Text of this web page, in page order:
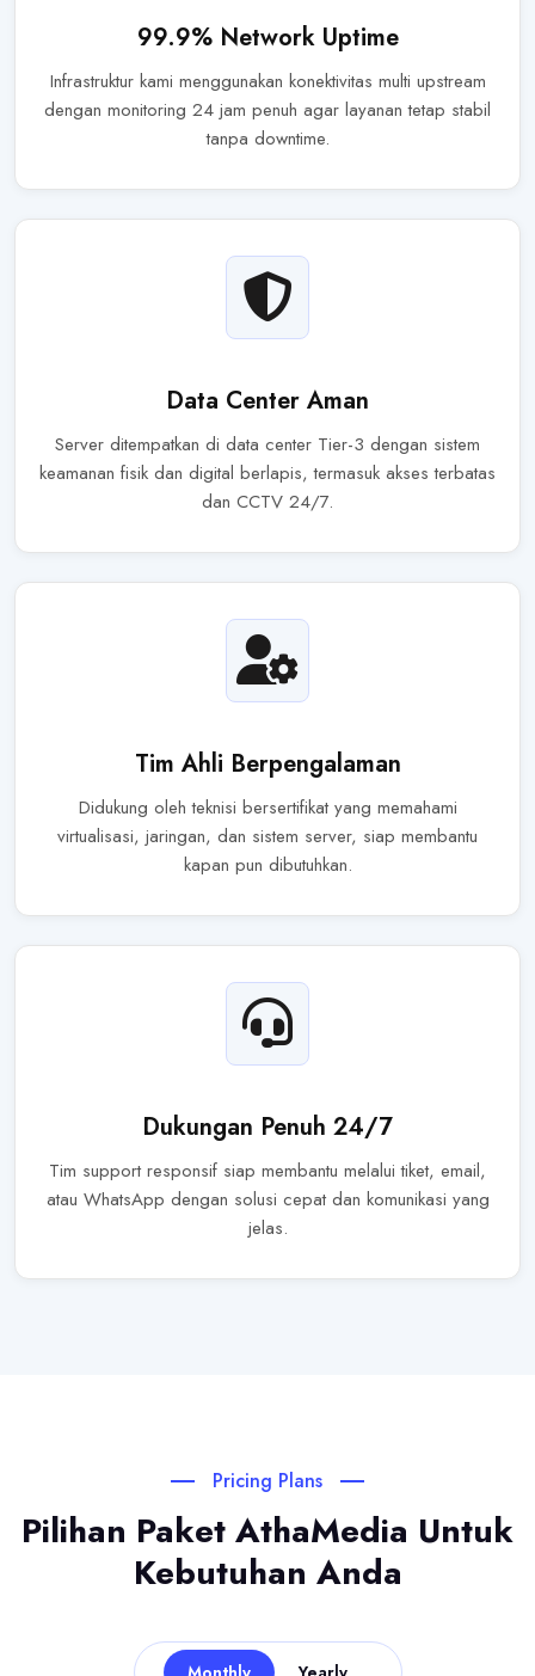
99.9% Network Uptime
Infrastruktur kami menggunakan konektivitas multi upstream
dengan monitoring 24 jam penuh agar layanan tetap stabil
tanpa downtime.
Data Center Aman
Server ditempatkan di data center Tier-3 dengan sistem
keamanan fisik dan digital berlapis, termasuk akses terbatas
dan CCTV 24/7.
Tim Ahli Berpengalaman
Didukung oleh teknisi bersertifikat yang memahami
virtualisasi, jaringan, dan sistem server, siap membantu
kapan pun dibutuhkan.
Dukungan Penuh 24/7
Tim support responsif siap membantu melalui tiket, email,
atau WhatsApp dengan solusi cepat dan komunikasi yang
jelas.
Pricing Plans
Pilihan Paket AthaMedia Untuk
Kebutuhan Anda